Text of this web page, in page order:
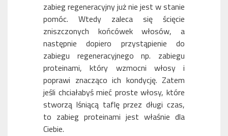
zabieg regeneracyjny już nie jest w stanie
pomóc. Wtedy zaleca się ścięcie
zniszczonych końcówek włosów, a
następnie dopiero przystąpienie do
zabiegu regeneracyjnego np. zabiegu
proteinami, który wzmocni włosy i
poprawi znacząco ich kondycję. Zatem
jeśli chciałabyś mieć proste włosy, które
stworzą lśniącą taflę przez długi czas,
to zabieg proteinami jest właśnie dla
Ciebie.